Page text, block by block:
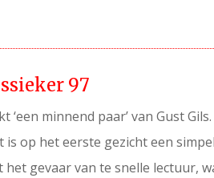
97
‘een minnend paar’ van Gust
is op het eerste gezicht een
gevaar van te snelle lectuur,